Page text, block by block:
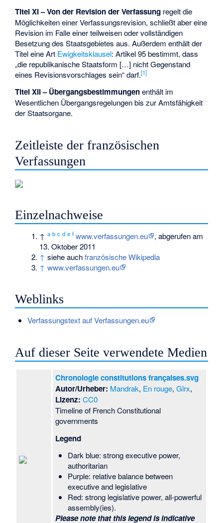
Titel XI – Von der Revision der Verfassung regelt die
Möglichkeiten einer Verfassungsrevision, schließt aber eine
Revision im Falle einer teilweisen oder vollständigen
Besetzung des Staatsgebietes aus. Außerdem enthält der
Titel eine Art Ewigkeitsklausel: Artikel 95 bestimmt, dass
„die republikanische Staatsform […] nicht Gegenstand
eines Revisionsvorschlages sein“ darf.[1]
Titel XII – Übergangsbestimmungenenthält im
Wesentlichen Übergangsregelungen bis zur Amtsfähigkeit
der Staatsorgane.
Zeitleiste der französischen
Verfassungen
Einzelnachweise
↑a b c d e f www.verfassungen.eu
, abgerufen am
13. Oktober 2011
↑ siehe auchfranzösische Wikipedia
↑ www.verfassungen.eu
Weblinks
Verfassungstext auf Verfassungen.eu
Auf dieser Seite verwendete Medien
Chronologie constitutions françaises.svg
Autor/Urheber: Mandrak, En rouge,Glrx,
Lizenz: CC0
Timeline of French Constitutional
governments
Legend
Dark blue: strong executive power,
authoritarian
Purple: relative balance between
executive and legislative
Red: strong legislative power, all-powerful
assembly(ies).
Please note that this legend is indicative